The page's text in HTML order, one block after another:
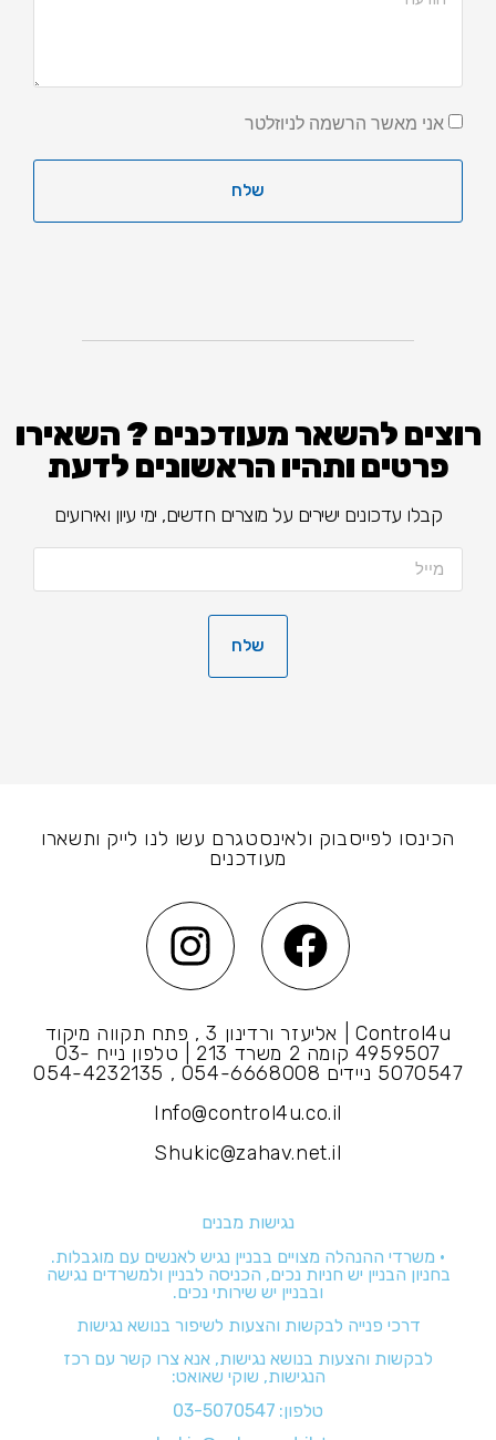
אני מאשר הרשמה לניוזלטר
שלח
רוצים להשאר מעודכנים ? השאירו
פרטים ותהיו הראשונים לדעת
קבלו עדכונים ישירים על מוצרים חדשים, ימי עיון ואירועים
שלח
הכינסו לפייסבוק ולאינסטגרם עשו לנו לייק ותשארו
מעודכנים
Control4u | אליעזר ורדינון 3 , פתח תקווה מיקוד
4959507 קומה 2 משרד 213 | טלפון נייח 03-
5070547 ניידים 054-6668008 , 054-4232135
Info@control4u.co.il
Shukic@zahav.net.il
נגישות מבנים
• משרדי ההנהלה מצויים בבניין נגיש לאנשים עם מוגבלות.
בחניון הבניין יש חניות נכים, הכניסה לבניין ולמשרדים נגישה
ובבניין יש שירותי נכים.
דרכי פנייה לבקשות והצעות לשיפור בנושא נגישות
לבקשות והצעות בנושא נגישות, אנא צרו קשר עם רכז
הנגישות, שוקי שאואט:
טלפון:03-5070547